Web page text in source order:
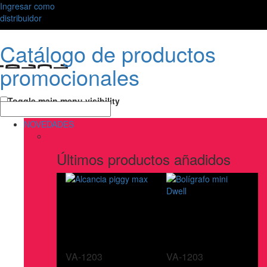
Ingresar como
distribuidor
Catálogo de productos
promocionales
Toggle main menu visibility
NOVEDADES
Últimos productos añadidos
VA-1203 VA-1203